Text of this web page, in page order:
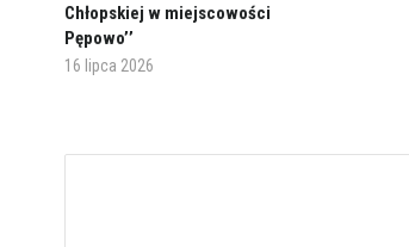
Chłopskiej w miejscowości
Pępowo’’
16 lipca 2026